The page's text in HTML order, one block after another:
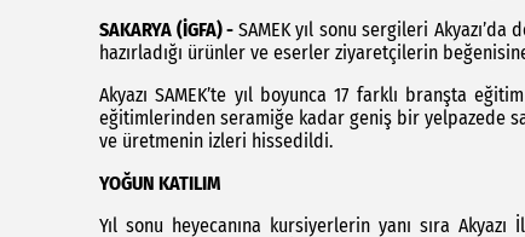
SAKARYA (İGFA) - SAMEK yıl sonu sergileri
hazırladığı ürünler ve eserler ziyaretçilerin
Akyazı SAMEK’te yıl boyunca 17 farklı branşta
eğitimlerinden seramiğe kadar geniş bir yelpazede
ve üretmenin izleri hissedildi.
YOĞUN KATILIM
Yıl sonu heyecanına kursiyerlerin yanı sıra